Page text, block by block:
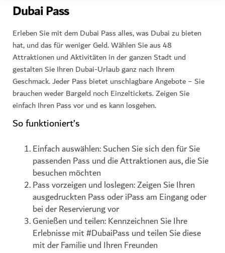
Dubai Pass
Erleben Sie mit dem Dubai Pass alles, was Dubai zu bieten
hat, und das für weniger Geld. Wählen Sie aus 48
Attraktionen und Aktivitäten in der ganzen Stadt und
gestalten Sie Ihren Dubai-Urlaub ganz nach Ihrem
Geschmack. Jeder Pass bietet unschlagbare Angebote − Sie
brauchen weder Bargeld noch Einzeltickets. Zeigen Sie
einfach Ihren Pass vor und es kann losgehen.
So funktioniert’s
Einfach auswählen: Suchen Sie sich den für Sie
passenden Pass und die Attraktionen aus, die Sie
besuchen möchten
Pass vorzeigen und loslegen: Zeigen Sie Ihren
ausgedruckten Pass oder iPass am Eingang oder
bei der Reservierung vor
Genießen und teilen: Kennzeichnen Sie Ihre
Erlebnisse mit #DubaiPass und teilen Sie diese
mit der Familie und Ihren Freunden